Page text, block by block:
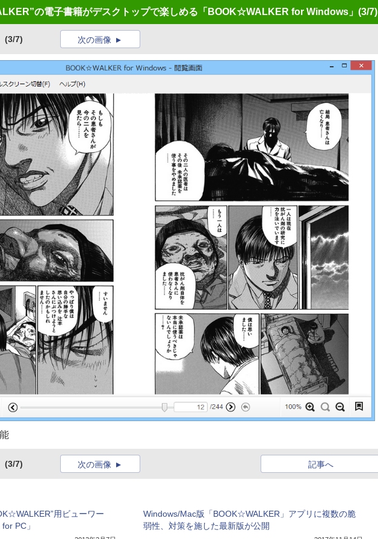
の電子書籍がデスクトップで楽しめる「BOOK☆WALKER for Windows」 (3/7)
(3/7) 次の画像
(3/7) 記事へ
次の画像
用ビューワー
PC」
Windows/Mac版「BOOK☆WALKER」アプリに複数の脆
弱性、対策を施した最新版が公開